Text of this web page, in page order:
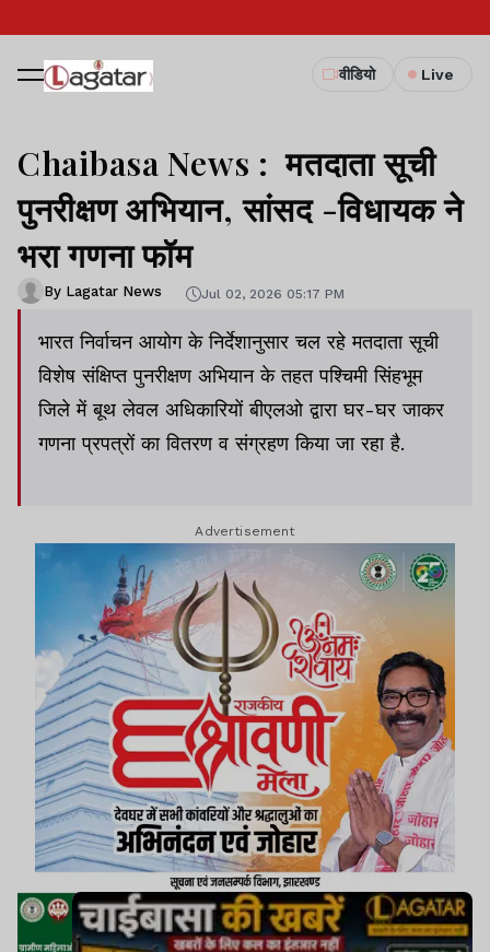
वीडियो Live
Chaibasa News : मतदाता सूची
पुनरीक्षण अभियान, सांसद -विधायक ने
भरा गणना फॉम
By Lagatar News Jul 02, 2026 05:17 PM
भारत निर्वाचन आयोग के निर्देशानुसार चल रहे मतदाता सूची
विशेष संक्षिप्त पुनरीक्षण अभियान के तहत पश्चिमी सिंहभूम
जिले में बूथ लेवल अधिकारियों बीएलओ द्वारा घर-घर जाकर
गणना प्रपत्रों का वितरण व संग्रहण किया जा रहा है.
Advertisement